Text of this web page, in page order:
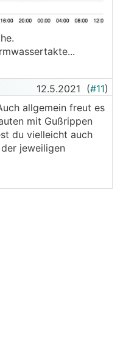
12.5.2021 (#11)
allgemein freut es
mit Gußrippen
du vielleicht auch
jeweiligen